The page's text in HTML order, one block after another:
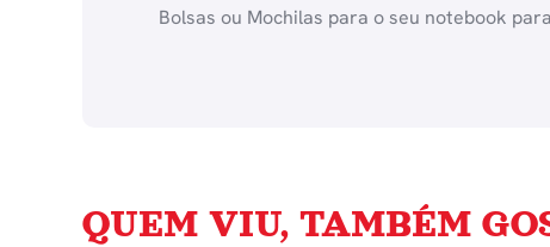
Bolsas ou Mochilas para o seu notebook
QUEM VIU, TAMBÉM